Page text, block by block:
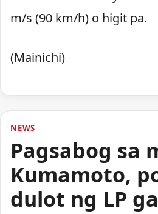
m/s (90 km/h) o higit pa.
(Mainichi)
NEWS
Pagsabog sa
Kumamoto,
dulot ng LP